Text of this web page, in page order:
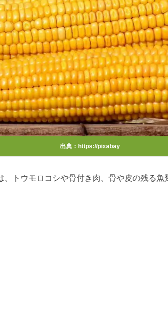
出典：https://pixabay
、トウモロコシや骨付き肉、骨や皮の残る魚